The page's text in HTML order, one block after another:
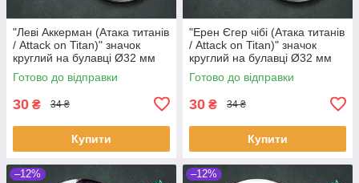
"Леві Аккерман (Атака титанів
/ Attack on Titan)" значок
круглий на булавці Ø32 мм
Готово до відправки
30 ₴ 34 ₴
Купити
"Ерен Єгер чібі (Атака титанів
/ Attack on Titan)" значок
круглий на булавці Ø32 мм
Готово до відправки
30 ₴ 34 ₴
Купити
–12% –12%